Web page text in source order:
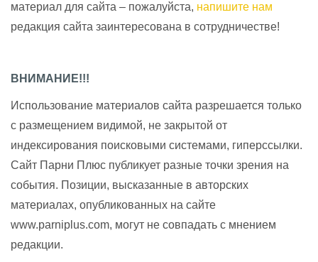
материал для сайта – пожалуйста, напишите нам
редакция сайта заинтересована в сотрудничестве!
ВНИМАНИЕ!!!
Использование материалов сайта разрешается только
с размещением видимой, не закрытой от
индексирования поисковыми системами, гиперссылки.
Сайт Парни Плюс публикует разные точки зрения на
события. Позиции, высказанные в авторских
материалах, опубликованных на сайте
www.parniplus.com, могут не совпадать с мнением
редакции.